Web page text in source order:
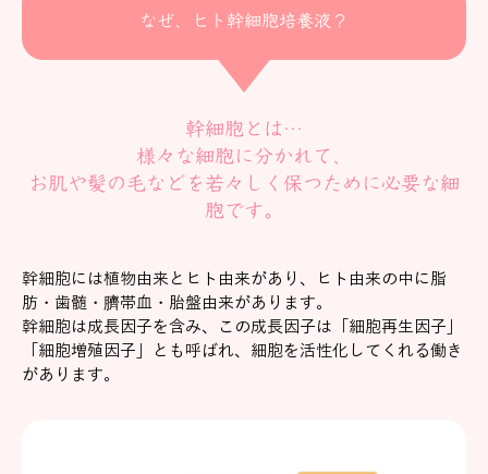
なぜ、ヒト幹細胞培養液？
幹細胞とは…
様々な細胞に分かれて、
お肌や髪の毛などを若々しく保つために必要な細
胞です。
幹細胞には植物由来とヒト由来があり、ヒト由来の中に脂
肪・歯髄・臍帯血・胎盤由来があります。
幹細胞は成長因子を含み、この成長因子は「細胞再生因子」
「細胞増殖因子」とも呼ばれ、細胞を活性化してくれる働き
があります。